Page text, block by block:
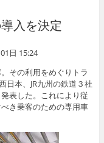
入を決定
日 15:24
その利用をめぐりトラ
日本、JR九州の鉄道３社
表した。これにより従
き乗客のための専用車